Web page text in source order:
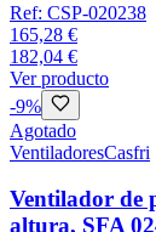
Ref: CSP-020238
165,28 €
182,04 €
Ver producto
-9%
Agotado
VentiladoresCasfri
Ventilador de
altura, SFA